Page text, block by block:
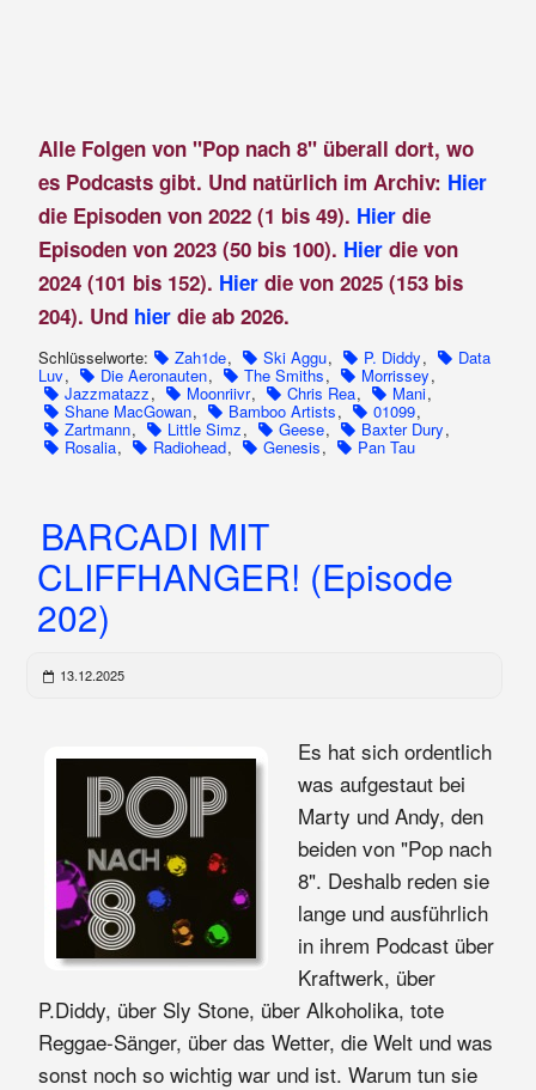
Alle Folgen von "Pop nach 8" überall dort, wo
es Podcasts gibt. Und natürlich im Archiv: Hier
die Episoden von 2022 (1 bis 49). Hierdie
Episoden von 2023 (50 bis 100). Hier die von
2024 (101 bis 152). Hier die von 2025 (153 bis
204). Und hier die ab 2026.
Schlüsselworte: Zah1de, Ski Aggu, P. Diddy, Data
Luv, Die Aeronauten, The Smiths, Morrissey,
Jazzmatazz, Moonriivr, Chris Rea, Mani,
Shane MacGowan, Bamboo Artists, 01099,
Zartmann, Little Simz, Geese, Baxter Dury,
Rosalia, Radiohead, Genesis, Pan Tau
BARCADI MIT
CLIFFHANGER! (Episode
202)
13.12.2025
Es hat sich ordentlich
was aufgestaut bei
Marty und Andy, den
beiden von "Pop nach
8". Deshalb reden sie
lange und ausführlich
in ihrem Podcast über
Kraftwerk, über
P.Diddy, über Sly Stone, über Alkoholika, tote
Reggae-Sänger, über das Wetter, die Welt und was
sonst noch so wichtig war und ist. Warum tun sie